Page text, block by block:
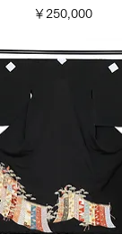
価格
￥250,000